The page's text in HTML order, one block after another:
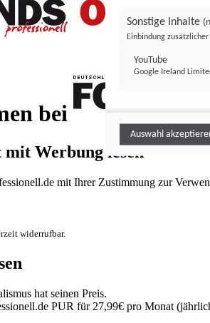
bei
FONDS
mit Werbung lesen
mit Ihrer Zustimmung zur
widerrufbar.
hat seinen Preis.
PUR für 27,99€ pro Monat
Sonstige Inhalte
Einbindung
YouTube
Google Ireland
Auswahl